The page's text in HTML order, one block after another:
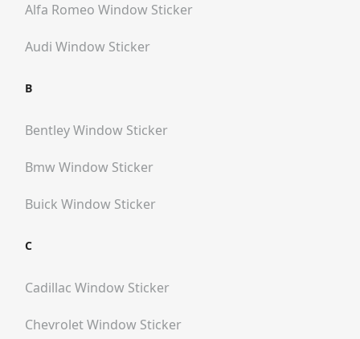
Alfa Romeo Window Sticker
Audi Window Sticker
B
BentleyWindow Sticker
BmwWindow Sticker
Buick Window Sticker
C
Cadillac Window Sticker
ChevroletWindow Sticker